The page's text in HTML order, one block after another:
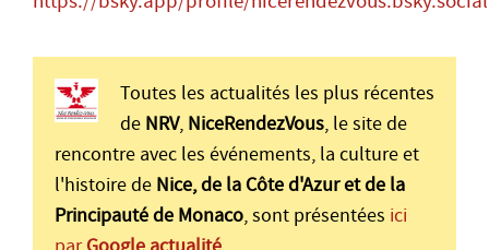
Toutes les actualités les plus récentes
de NRV, NiceRendezVous, le site de
rencontre avec les événements, la culture et
l'histoire de Nice, de la Côte d'Azur et de la
Principauté de Monaco, sont présentées ici